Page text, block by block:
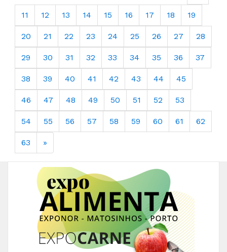
11 12 13 14 15 16 17 18 19
20 21 22 23 24 25 26 27 28
29 30 31 32 33 34 35 36 37
38 39 40 41 42 43 44 45
46 47 48 49 50 51 52 53
54 55 56 57 58 59 60 61 62
63 »